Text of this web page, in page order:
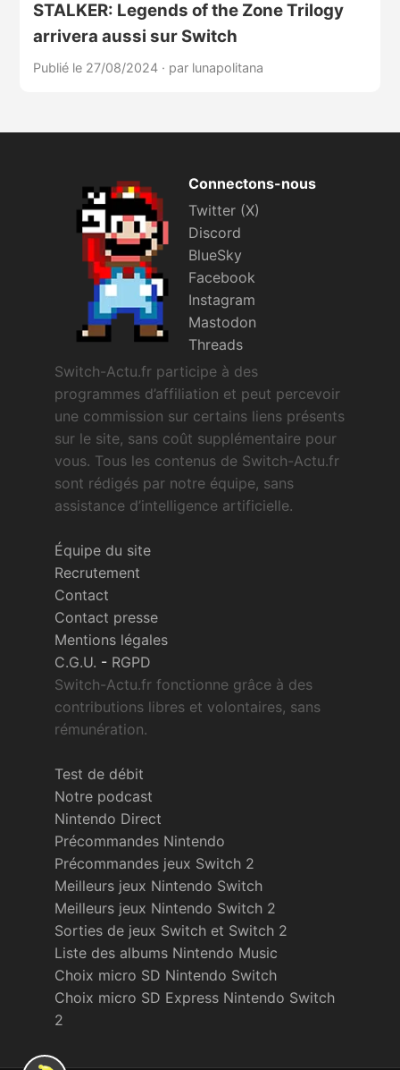
STALKER: Legends of the Zone Trilogy
arrivera aussi sur Switch
Publié le 27/08/2024 · par lunapolitana
Connectons-nous
Twitter (X)
Discord
BlueSky
Facebook
Instagram
Mastodon
Threads
Switch-Actu.fr participe à des
programmes d’affiliation et peut percevoir
une commission sur certains liens présents
sur le site, sans coût supplémentaire pour
vous. Tous les contenus de Switch-Actu.fr
sont rédigés par notre équipe, sans
assistance d’intelligence artificielle.
Équipe du site
Recrutement
Contact
Contact presse
Mentions légales
C.G.U. - RGPD
Switch-Actu.fr fonctionne grâce à des
contributions libres et volontaires, sans
rémunération.
Test de débit
Notre podcast
Nintendo Direct
Précommandes Nintendo
Précommandes jeux Switch 2
Meilleurs jeux Nintendo Switch
Meilleurs jeux Nintendo Switch 2
Sorties de jeux Switch et Switch 2
Liste des albums Nintendo Music
Choix micro SD Nintendo Switch
Choix micro SD Express Nintendo Switch
2